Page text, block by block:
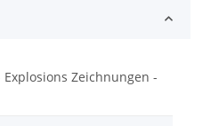
Explosions Zeichnungen -